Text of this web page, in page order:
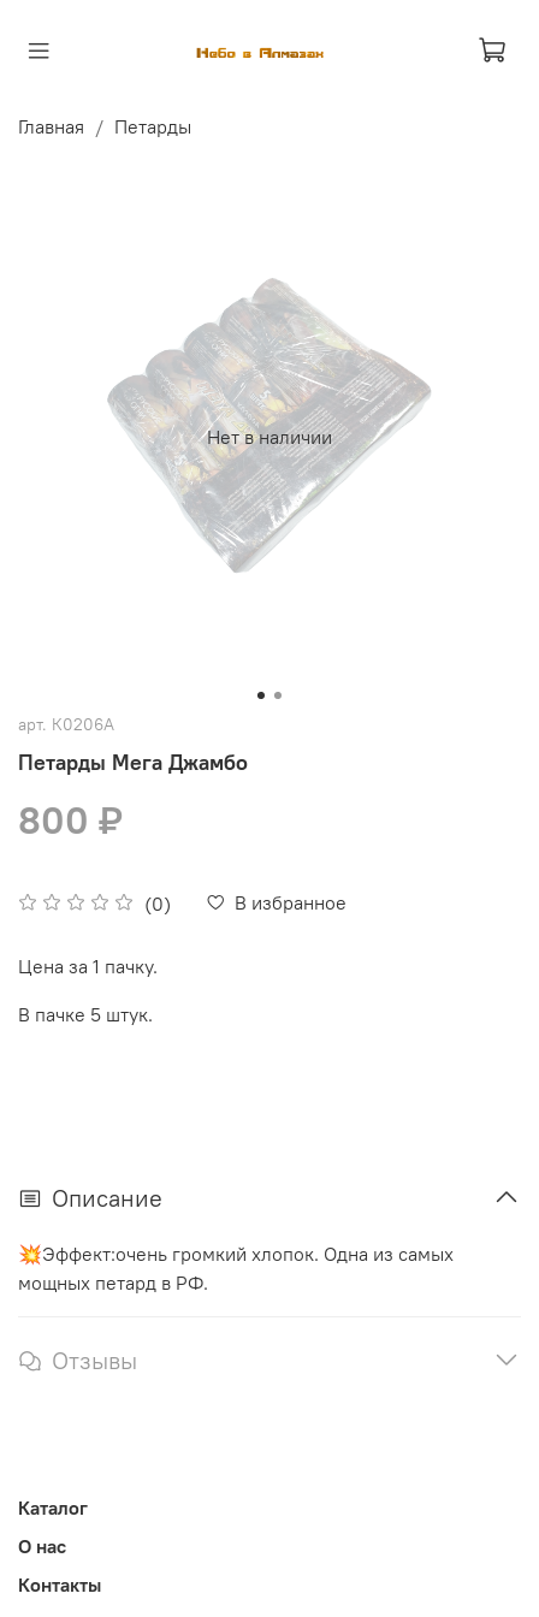
Главная Петарды
Нет в наличии
арт. К0206А
Петарды Мега Джамбо
(0) В избранное
800 ₽
Цена за 1 пачку.
В пачке 5 штук.
Описание
💥Эффект:очень громкий хлопок. Одна из самых
мощных петард в РФ.
Отзывы
Каталог
О нас
Контакты